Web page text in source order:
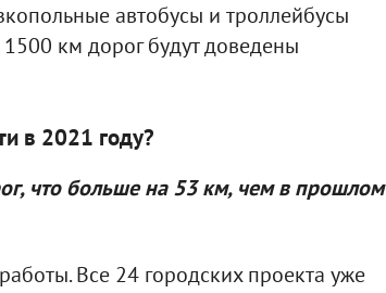
автобусы и троллейбусы
км дорог будут доведены
в 2021 году?
что больше на 53 км, чем в прошлом
Все 24 городских проекта уже